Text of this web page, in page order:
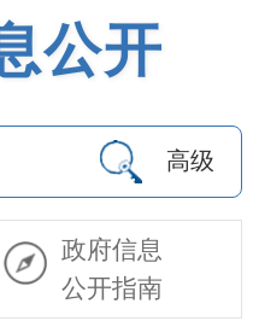
公开
高级
政府信息
公开指南